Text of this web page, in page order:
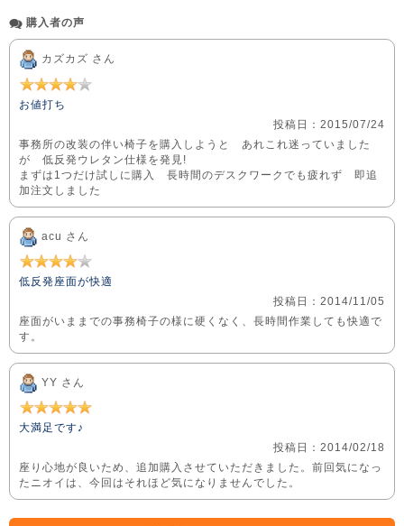
購入者の声
カズカズ さん
お値打ち
投稿日：2015/07/24
事務所の改装の伴い椅子を購入しようと あれこれ迷っていました
が 低反発ウレタン仕様を発見!
まずは1つだけ試しに購入 長時間のデスクワークでも疲れず 即追
加注文しました
acu さん
低反発座面が快適
投稿日：2014/11/05
座面がいままでの事務椅子の様に硬くなく、長時間作業しても快適で
す。
YY さん
大満足です♪
投稿日：2014/02/18
座り心地が良いため、追加購入させていただきました。前回気になっ
たニオイは、今回はそれほど気になりませんでした。